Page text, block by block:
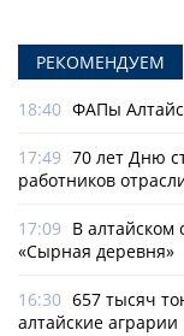
РЕКОМЕНДУЕМ
18:40 ФАПы
17:49 70 лет Дню
работников
17:09 В алтайском
«Сырная деревня»
16:30 657 тысяч
алтайские аграрии